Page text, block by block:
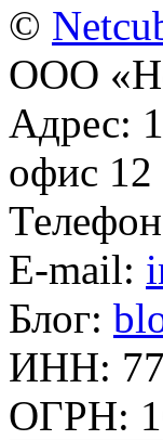
©
ООО
Адрес:
офис 12
E-mail:
Блог:
ИНН:
ОГРН: